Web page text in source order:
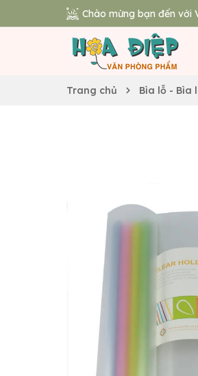
Chào mừng bạn đến với
Trang chủ Bìa lỗ - Bìa